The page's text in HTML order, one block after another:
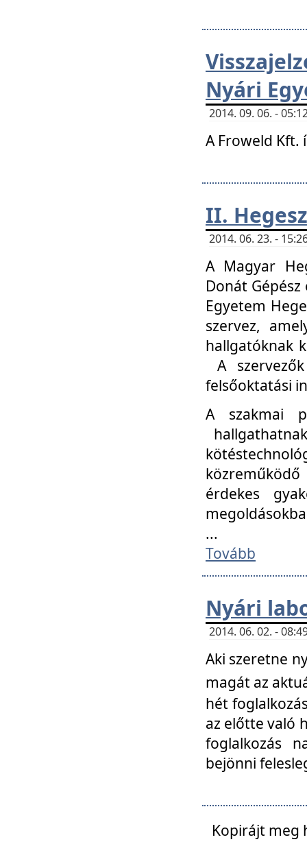
Nyári
2014. 09. 06. -
A Froweld
II.
2014. 06. 23. -
A Magyar
Donát
Egyetem
szervez,
hallgatóknak
A
felsőoktatási
A szakmai
érdekes
...
Tovább
Nyári
2014. 06. 02. -
Aki szeretne
magát az
hét
az előtte való
foglalkozás
bejönni
Kopirájt meg